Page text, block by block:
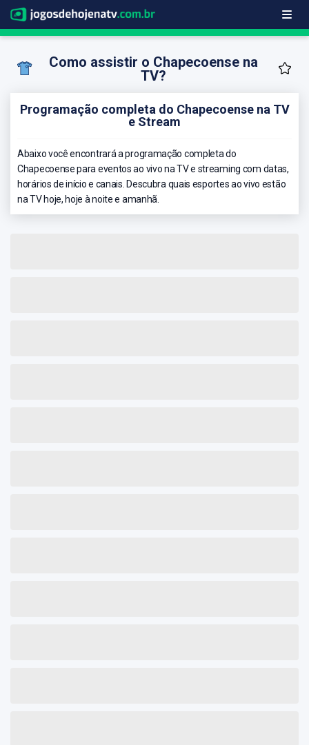
Como assistir o Chapecoense na
TV?
Programação completa do Chapecoense na TV
e Stream
Abaixo você encontrará a programação completa do
Chapecoense para eventos ao vivo na TV e streaming com datas,
horários de início e canais. Descubra quais esportes ao vivo estão
na TV hoje, hoje à noite e amanhã.